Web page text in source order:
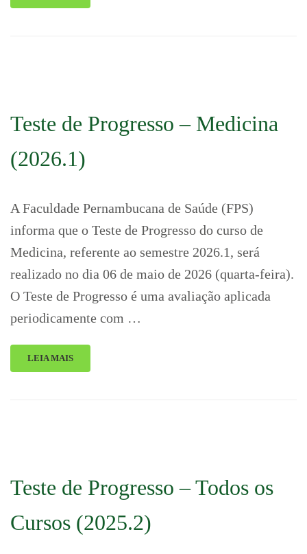
Teste de Progresso – Medicina
(2026.1)
A Faculdade Pernambucana de Saúde (FPS)
informa que o Teste de Progresso do curso de
Medicina, referente ao semestre 2026.1, será
realizado no dia 06 de maio de 2026 (quarta-feira).
O Teste de Progresso é uma avaliação aplicada
periodicamente com …
LEIA MAIS
Teste de Progresso – Todos os
Cursos (2025.2)